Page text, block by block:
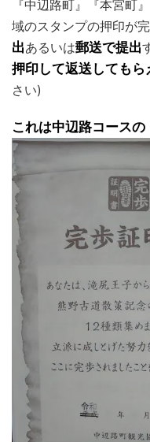
『中辺路町』『本宮町
域のスタンプの押印が完
出あるいは郵送で提出
押印して返送してもら
さい)
これは中辺路コース